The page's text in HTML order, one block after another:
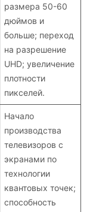
размера 50-60
дюймов и
больше; переход
на разрешение
UHD; увеличение
плотности
пикселей.
Начало
производства
телевизоров с
экранами по
технологии
квантовых точек;
способность